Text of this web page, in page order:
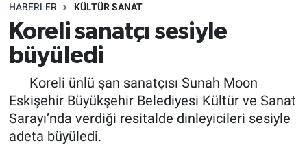
HABERLER KÜLTÜR SANAT
Koreli sanatçı sesiyle
büyüledi
Koreli ünlü şan sanatçısı Sunah Moon
Eskişehir Büyükşehir Belediyesi Kültür ve Sanat
Sarayı’nda verdiği resitalde dinleyicileri sesiyle
adeta büyüledi.
Gündem
Türkiye
Dünya
Sağlık
Eskişehirspor Arşivi
Eskişehir Arşivi
Röportaj
Ekonomi
Süper Lig Puan Durumu ve Fikstür
Tüm Manşetler
Son Dakika Haberleri
Haber Arşivi